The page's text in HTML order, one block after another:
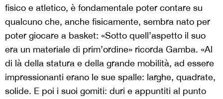
fisico e atletico, è fondamentale poter contare su
qualcuno che, anche fisicamente, sembra nato per
poter giocare a basket: «Sotto quell’aspetto il suo
era un materiale di prim’ordine» ricorda Gamba. «Al
di là della statura e della grande mobilità, ad essere
impressionanti erano le sue spalle: larghe, quadrate,
solide. E poi i suoi gomiti: duri e appuntiti al punto